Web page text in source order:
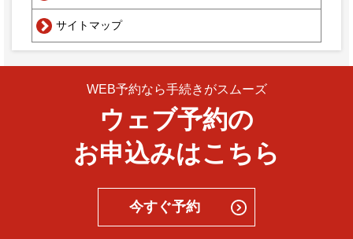
サイトマップ
WEB予約なら手続きがスムーズ
ウェブ予約の
お申込みはこちら
今すぐ予約